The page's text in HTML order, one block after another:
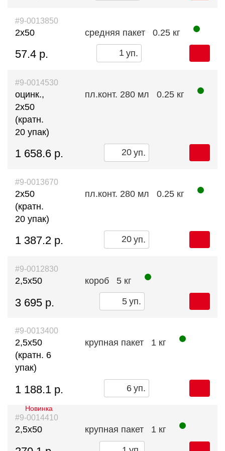
#9-0013850
2х50 средняя пакет 0.25 кг
57.4 р. уп.
#9-0014530
оцинк.,
2х50
(кратн.
20 упак)
пл.конт. 280 мл 0.25 кг
1 658.6 р. уп.
#9-0013670
2х50
(кратн.
20 упак)
пл.конт. 280 мл 0.25 кг
1 387.2 р. уп.
#9-0012830
2,5х50 короб 5 кг
3 695 р. уп.
#9-0013400
2,5х50
(кратн. 6
упак)
крупная пакет 1 кг
1 188.1 р. уп.
#9-0014410
Новинка
2,5х50 крупная пакет 1 кг